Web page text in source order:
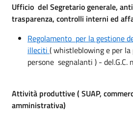
Ufficio del Segretario generale,
trasparenza, controlli interni ed
Regolamento per la gestione
illeciti ( whistleblowing e per
persone segnalanti ) - del.G.C.
Attività produttive ( SUAP,
amministrativa)